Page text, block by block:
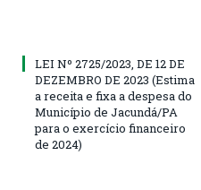
LEI Nº 2725/2023, DE 12 DE
DEZEMBRO DE 2023 (Estima
a receita e fixa a despesa do
Município de Jacundá/PA
para o exercício financeiro
de 2024)